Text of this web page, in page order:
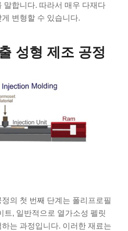
말합니다. 따라서 매우 다재다
변형할 수 있습니다.
성형 제조 공정
의 첫 번째 단계는 폴리프로필
트, 일반적으로 열가소성 펠릿
는 과정입니다. 이러한 재료는